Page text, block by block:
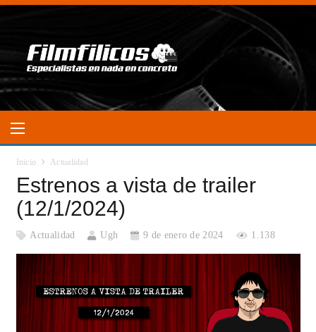
Inicio Actualidad
Estrenos a vista de trailer
(12/1/2024)
Actualidad Ugh 9 de enero de 2024 1.138